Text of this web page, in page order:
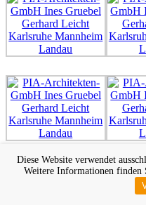
Diese Website verwendet
Weitere Informationen finden